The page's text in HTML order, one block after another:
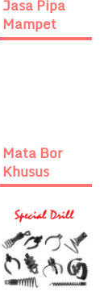
Jasa Pipa
Mampet
Mata Bor
Khusus